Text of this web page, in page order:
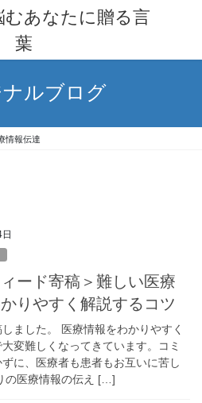
むあなたに贈る言
葉
ルブログ
情報伝達
ード寄稿＞難しい医療
りやすく解説するコツ
ました。 医療情報をわかりやすく
変難しくなってきています。コミ
に、医療者も患者もお互いに苦し
の医療情報の伝え […]